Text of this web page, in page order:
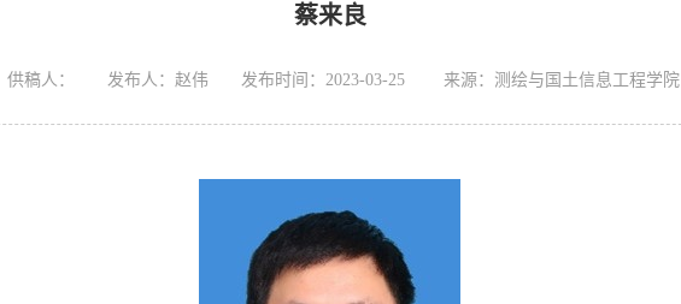
蔡来良
供稿人： 发布人：赵伟 发布时间：2023-03-25 来源：测绘与国土信息工程学院